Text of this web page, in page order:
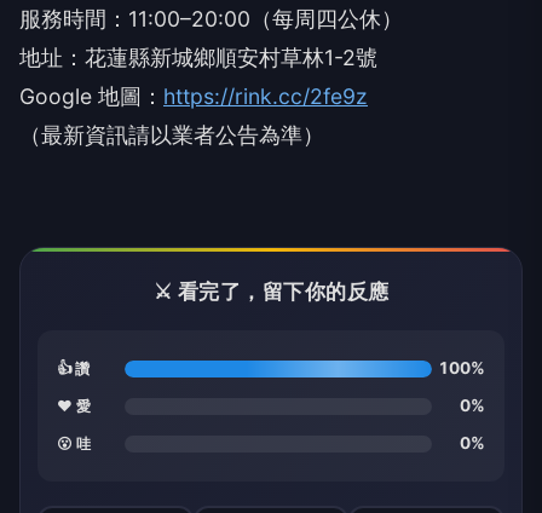
服務時間：11:00–20:00（每周四公休）
地址：花蓮縣新城鄉順安村草林1-2號
Google 地圖： https://rink.cc/2fe9z
（最新資訊請以業者公告為準）
⚔️ 看完了，留下你的反應
👍 讚 100%
❤️ 愛 0%
😮 哇 0%